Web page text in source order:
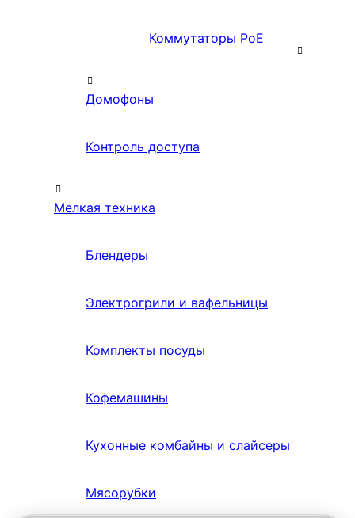
Коммутаторы PoE
Домофоны
Контроль доступа
Мелкая техника
Блендеры
Электрогрили и вафельницы
Комплекты посуды
Кофемашины
Кухонные комбайны и слайсеры
Мясорубки